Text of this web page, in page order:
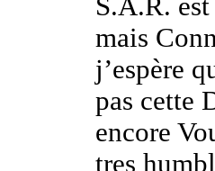
S.A.R.
mais
j’espère
pas cette
encore
tres